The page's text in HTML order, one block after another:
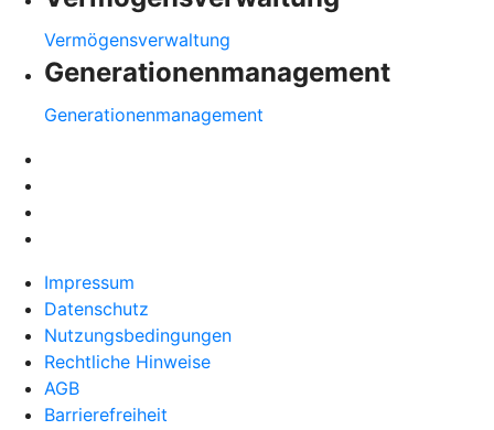
Vermögensverwaltung
Generationenmanagement
Generationenmanagement
Impressum
Datenschutz
Nutzungsbedingungen
Rechtliche Hinweise
AGB
Barrierefreiheit